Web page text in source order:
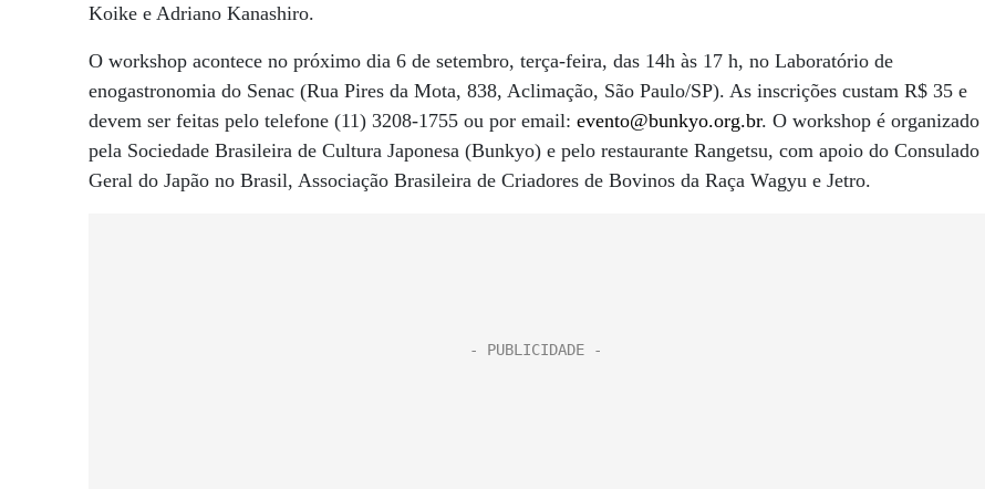
Koike e Adriano Kanashiro.
O workshop acontece no próximo dia 6 de setembro, terça-feira, das 14h às 17 h, no Laboratório de
enogastronomia do Senac (Rua Pires da Mota, 838, Aclimação, São Paulo/SP). As inscrições custam R$ 35 e
devem ser feitas pelo telefone (11) 3208-1755 ou por email: evento@bunkyo.org.br. O workshop é organizado
pela Sociedade Brasileira de Cultura Japonesa (Bunkyo) e pelo restaurante Rangetsu, com apoio do Consulado
Geral do Japão no Brasil, Associação Brasileira de Criadores de Bovinos da Raça Wagyu e Jetro.